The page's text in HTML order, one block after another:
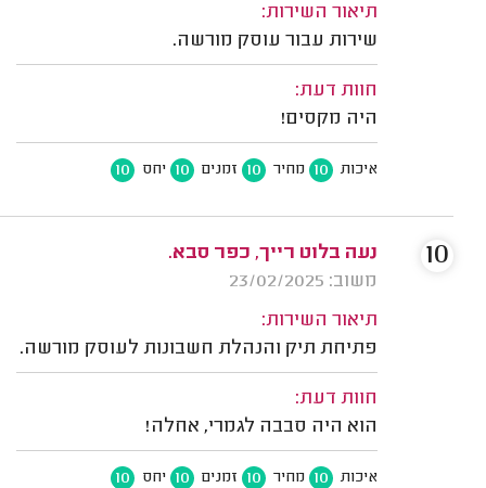
תיאור השירות:
שירות עבור עוסק מורשה.
חוות דעת:
היה מקסים!
איכות 10 מחיר 10 זמנים 10 יחס 10
נעה בלוט רייך, כפר סבא.
משוב: 23/02/2025
תיאור השירות:
פתיחת תיק והנהלת חשבונות לעוסק מורשה.
חוות דעת:
הוא היה סבבה לגמרי, אחלה!
איכות 10 מחיר 10 זמנים 10 יחס 10
10